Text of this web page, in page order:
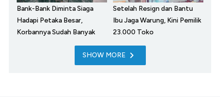
Bank-Bank Diminta Siaga
Hadapi Petaka Besar,
Korbannya Sudah Banyak
Setelah Resign dan Bantu
Ibu Jaga Warung, Kini Pemilik
23.000 Toko
SHOW MORE